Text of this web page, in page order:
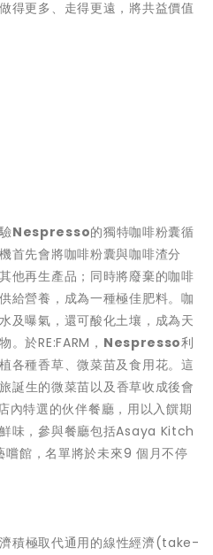
得更多、走得更遠，將共益價值
Nespresso的獨特咖啡粉囊循
首先會將咖啡粉囊與咖啡渣分
他再生產品；同時將廢棄的咖啡
給營養，成為一種極佳肥料。咖
及曝氣，還可酸化土壤，成為天
於RE:FARM， Nespresso利
各種香草、微菜苗及食用花。這
誕生的微菜苗以及香草收成後會
內特選的伙伴餐廳，用以入饌期
味，參與餐廳包括Asaya Kitch
館，名單將於未來9 個月不停
積極取代通用的線性經濟(take-